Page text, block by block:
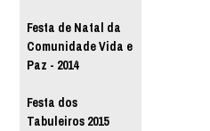
Festa de Natal da
Comunidade Vida e
Paz - 2014
Festa dos
Tabuleiros 2015